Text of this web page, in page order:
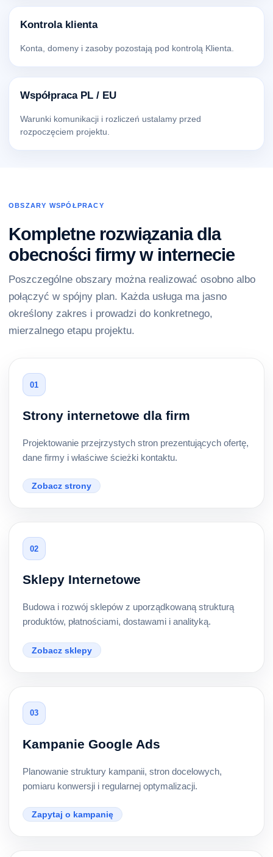
Kontrola klienta
Konta, domeny i zasoby pozostają pod kontrolą Klienta.
Współpraca PL / EU
Warunki komunikacji i rozliczeń ustalamy przed
rozpoczęciem projektu.
OBSZARY WSPÓŁPRACY
Kompletne rozwiązania dla
obecności firmy w internecie
Poszczególne obszary można realizować osobno albo
połączyć w spójny plan. Każda usługa ma jasno
określony zakres i prowadzi do konkretnego,
mierzalnego etapu projektu.
01
Strony internetowe dla firm
Projektowanie przejrzystych stron prezentujących ofertę,
dane firmy i właściwe ścieżki kontaktu.
Zobacz strony
02
Sklepy Internetowe
Budowa i rozwój sklepów z uporządkowaną strukturą
produktów, płatnościami, dostawami i analityką.
Zobacz sklepy
03
Kampanie Google Ads
Planowanie struktury kampanii, stron docelowych,
pomiaru konwersji i regularnej optymalizacji.
Zapytaj o kampanię